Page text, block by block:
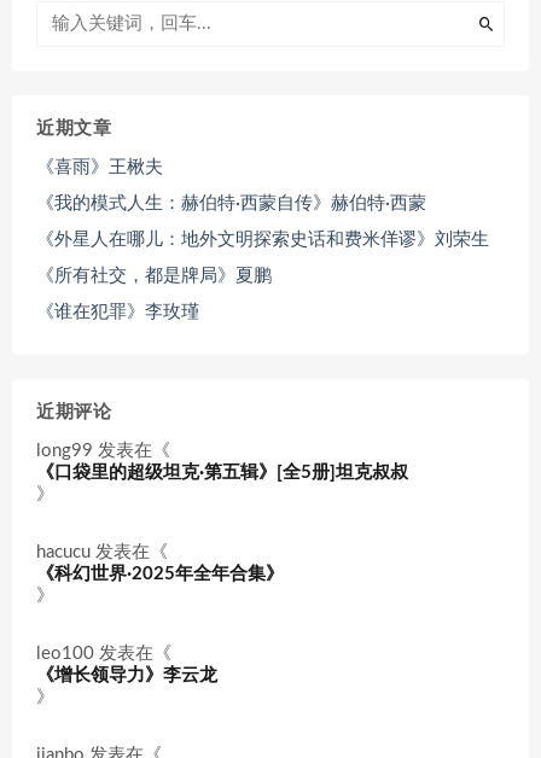
近期文章
《喜雨》王楸夫
《我的模式人生：赫伯特·西蒙自传》赫伯特·西蒙
《外星人在哪儿：地外文明探索史话和费米佯谬》刘荣生
《所有社交，都是牌局》夏鹏
《谁在犯罪》李玫瑾
近期评论
long99 发表在《
《口袋里的超级坦克·第五辑》[全5册]坦克叔叔
》
hacucu 发表在《
《科幻世界·2025年全年合集》
》
leo100 发表在《
《增长领导力》李云龙
》